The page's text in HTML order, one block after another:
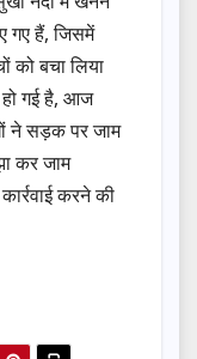
गए हैं, जिसमें
को बचा लिया
गई है, आज
ने सड़क पर जाम
कर जाम
करने की